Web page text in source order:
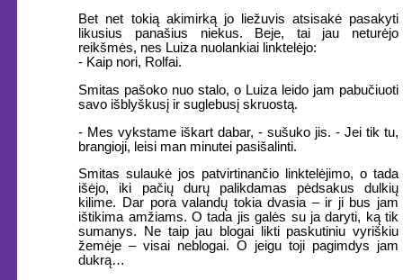
Bet net tokią akimirką jo liežuvis atsisakė pasakyti
likusius panašius niekus. Beje, tai jau neturėjo
reikšmės, nes Luiza nuolankiai linktelėjo:
- Kaip nori, Rolfai.
Smitas pašoko nuo stalo, o Luiza leido jam pabučiuoti
savo išblyškusį ir suglebusį skruostą.
- Mes vykstame iškart dabar, - sušuko jis. - Jei tik tu,
brangioji, leisi man minutei pasišalinti.
Smitas sulaukė jos patvirtinančio linktelėjimo, o tada
išėjo, iki pačių durų palikdamas pėdsakus dulkių
kilime. Dar pora valandų tokia dvasia – ir ji bus jam
ištikima amžiams. O tada jis galės su ja daryti, ką tik
sumanys. Ne taip jau blogai likti paskutiniu vyriškiu
žemėje – visai neblogai. O jeigu toji pagimdys jam
dukrą…